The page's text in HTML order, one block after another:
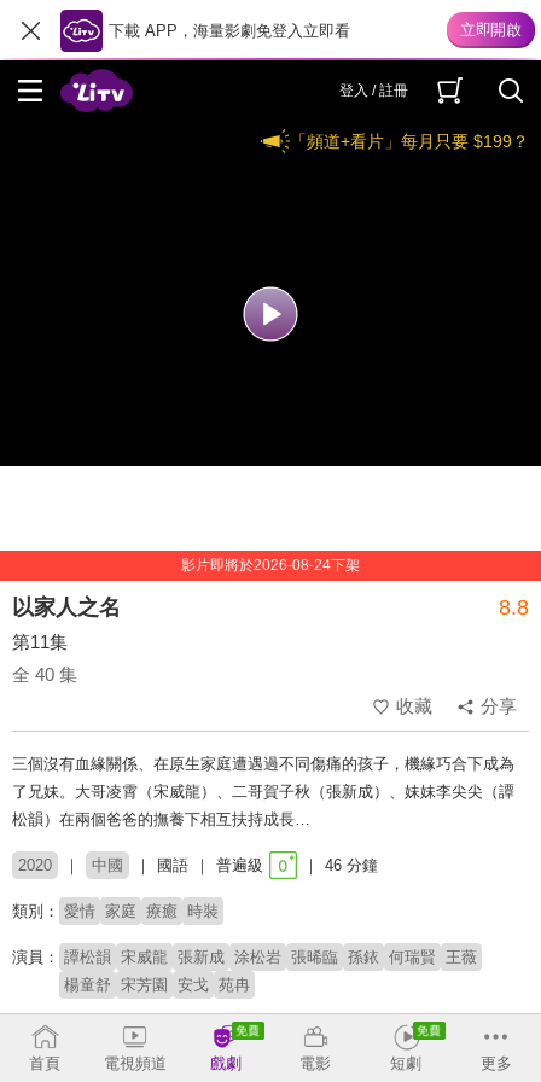
下載 APP，海量影劇免登入立即看
登入 / 註冊
「頻道+看片」每月只要 $199？
影片即將於2026-08-24下架
以家人之名 8.8
第11集
全 40 集
收藏
分享
三個沒有血緣關係、在原生家庭遭遇過不同傷痛的孩子，機緣巧合下成為
了兄妹。大哥凌霄（宋威龍）、二哥賀子秋（張新成）、妹妹李尖尖（譚
松韻）在兩個爸爸的撫養下相互扶持成長…
2020 中國 國語 普遍級 46 分鐘
類別： 愛情 家庭 療癒 時裝
演員： 譚松韻 宋威龍 張新成 涂松岩 張晞臨 孫銥 何瑞賢
王薇
楊童舒 宋芳園 安戈 苑冉
導演：
# 成長# 青梅竹馬# 甜虐交織 # 重組家庭 # 偽骨科
首頁 電視頻道 戲劇 電影 短劇 更多